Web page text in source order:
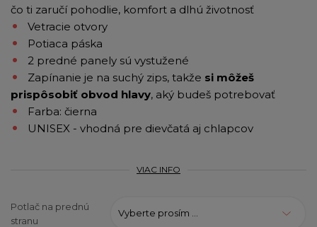
čo ti zaručí pohodlie, komfort a dlhú životnosť
Vetracie otvory
Potiaca páska
2 predné panely sú vystužené
Zapínanie je na suchý zips, takže si môžeš
prispôsobiť obvod hlavy, aký budeš potrebovať
Farba: čierna
UNISEX - vhodná pre dievčatá aj chlapcov
VIAC INFO
Potlač na prednú
stranu
Vyberte prosím ...